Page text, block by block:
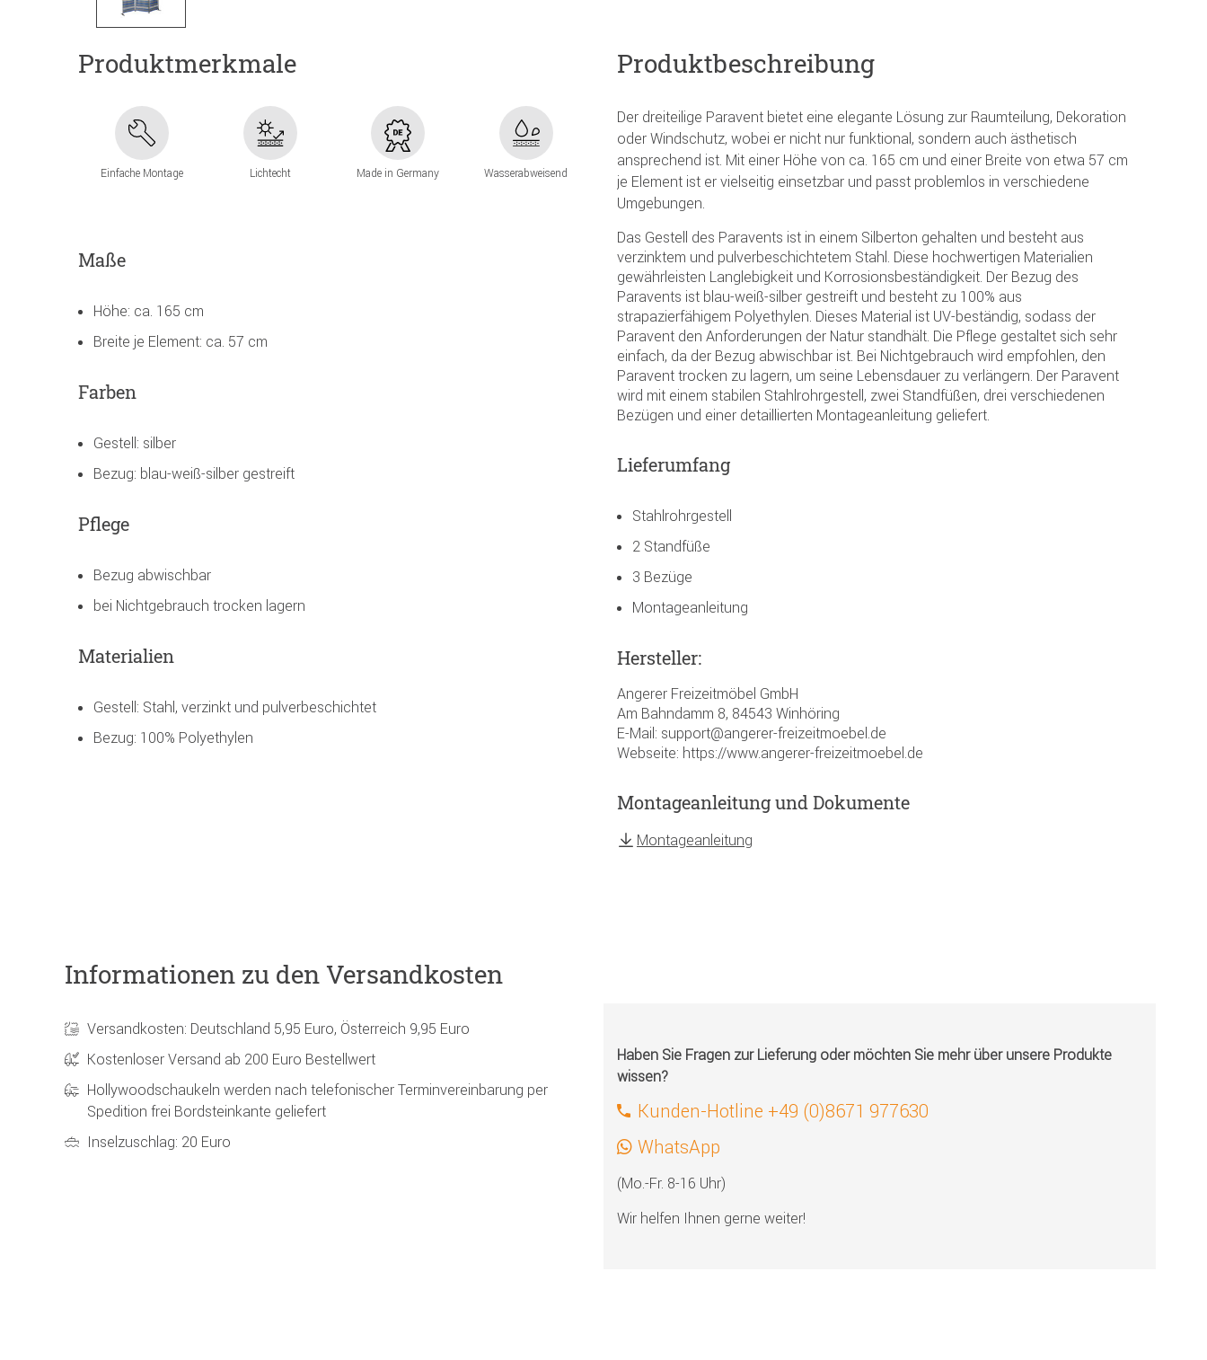
Produktmerkmale
Einfache Montage Lichtecht Made in Germany Wasserabweisend
Maße
Höhe: ca. 165 cm
Breite je Element: ca. 57 cm
Farben
Gestell: silber
Bezug: blau-weiß-silber gestreift
Pflege
Bezug abwischbar
bei Nichtgebrauch trocken lagern
Materialien
Gestell: Stahl, verzinkt und pulverbeschichtet
Bezug: 100% Polyethylen
Produktbeschreibung
Der dreiteilige Paravent bietet eine elegante Lösung zur Raumteilung, Dekoration
oder Windschutz, wobei er nicht nur funktional, sondern auch ästhetisch
ansprechend ist. Mit einer Höhe von ca. 165 cm und einer Breite von etwa 57 cm
je Element ist er vielseitig einsetzbar und passt problemlos in verschiedene
Umgebungen.
Das Gestell des Paravents ist in einem Silberton gehalten und besteht aus
verzinktem und pulverbeschichtetem Stahl. Diese hochwertigen Materialien
gewährleisten Langlebigkeit und Korrosionsbeständigkeit. Der Bezug des
Paravents ist blau-weiß-silber gestreift und besteht zu 100% aus
strapazierfähigem Polyethylen. Dieses Material ist UV-beständig, sodass der
Paravent den Anforderungen der Natur standhält. Die Pflege gestaltet sich sehr
einfach, da der Bezug abwischbar ist. Bei Nichtgebrauch wird empfohlen, den
Paravent trocken zu lagern, um seine Lebensdauer zu verlängern. Der Paravent
wird mit einem stabilen Stahlrohrgestell, zwei Standfüßen, drei verschiedenen
Bezügen und einer detaillierten Montageanleitung geliefert.
Lieferumfang
Stahlrohrgestell
2 Standfüße
3 Bezüge
Montageanleitung
Hersteller:
Angerer Freizeitmöbel GmbH
Am Bahndamm 8, 84543 Winhöring
E-Mail: support@angerer-freizeitmoebel.de
Webseite: https://www.angerer-freizeitmoebel.de
Montageanleitung und Dokumente
Montageanleitung
Informationen zu den Versandkosten
Versandkosten: Deutschland 5,95 Euro, Österreich 9,95 Euro
Kostenloser Versand ab 200 Euro Bestellwert
Hollywoodschaukeln werden nach telefonischer Terminvereinbarung per
Spedition frei Bordsteinkante geliefert
Inselzuschlag: 20 Euro
Haben Sie Fragen zur Lieferung oder möchten Sie mehr über unsere Produkte
wissen?
Kunden-Hotline +49 (0)8671 977630
WhatsApp
(Mo.-Fr. 8-16 Uhr)
Wir helfen Ihnen gerne weiter!